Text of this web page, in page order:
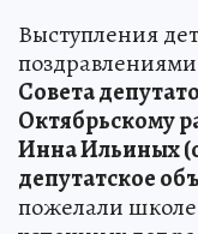
Выступления
Совета
Октябрьскому
Инна Ильиных
депутатское
пожелали